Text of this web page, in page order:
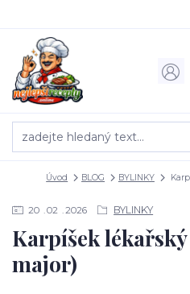
Úvod BLOG BYLINKY
20 02 2026 BYLINKY
Karpíšek
major)